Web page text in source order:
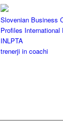
Slovenian Business
Profiles International
INLPTA
trenerji in coachi